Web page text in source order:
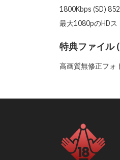
1800Kbps (SD)
最大1080pのHDス
特典ファイル
高画質無修正フォ